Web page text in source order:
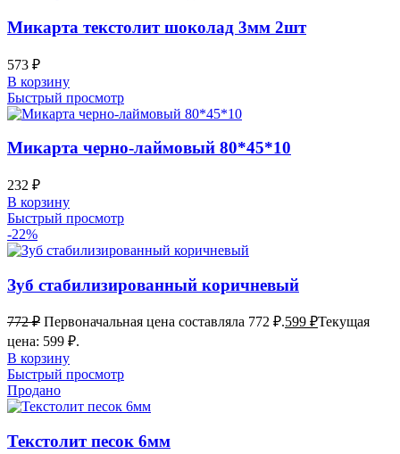
Микарта текстолит шоколад 3мм 2шт
573 ₽
В корзину
Быстрый просмотр
Микарта черно-лаймовый 80*45*10
232 ₽
В корзину
Быстрый просмотр
-22%
Зуб стабилизированный коричневый
772₽ Первоначальная цена составляла 772 ₽.599 ₽Текущая
цена: 599 ₽.
В корзину
Быстрый просмотр
Продано
Текстолит песок 6мм